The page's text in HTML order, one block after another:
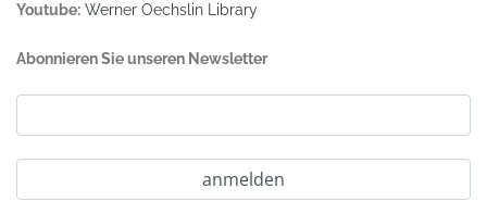
Youtube: Werner Oechslin Library
Abonnieren Sie unseren Newsletter